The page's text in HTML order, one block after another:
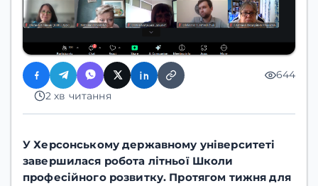
644
2 хв читання
У Херсонському державному університеті
завершилася робота літньої Школи
професійного розвитку. Протягом тижня для